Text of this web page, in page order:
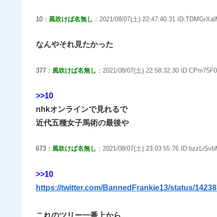
10： 風吹けば名無し ：2021/08/07(土) 22:47:40.31
なんやそれ見たかった
377： 風吹けば名無し ：2021/08/07(土) 22:58:32.30
>>10
nhkオンラインで見れるで
近代五種女子馬術の最後や
673： 風吹けば名無し ：2021/08/07(土) 23:03:55.76
>>10
https://twitter.com/BannedFrankie13/status/
これのツリー一番上から